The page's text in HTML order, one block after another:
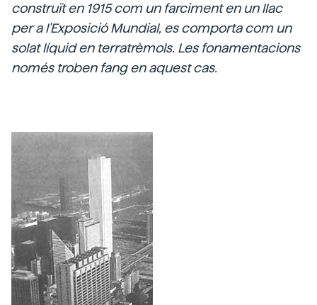
construït en 1915 com un farciment en un llac
per a l'Exposició Mundial, es comporta com un
solat líquid en terratrèmols. Les fonamentacions
només troben fang en aquest cas.